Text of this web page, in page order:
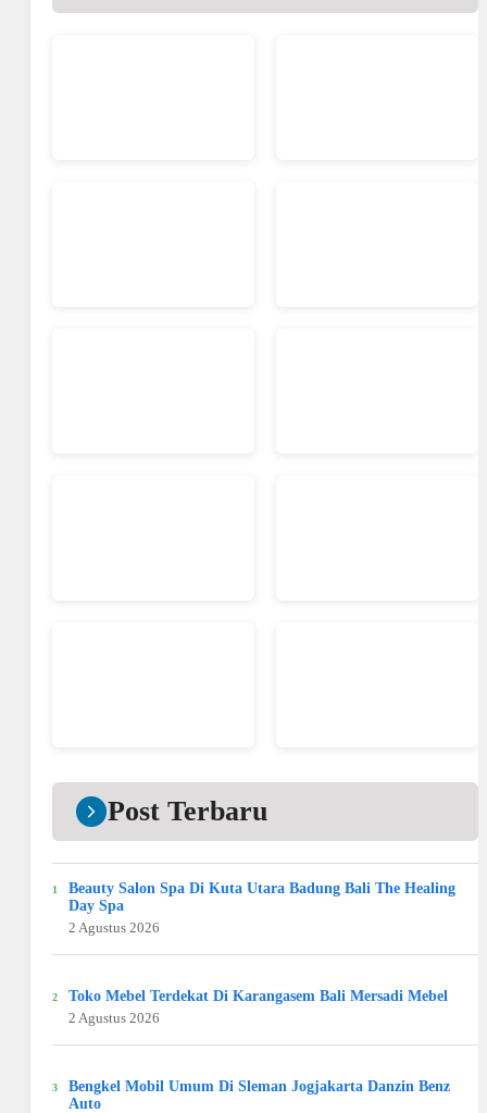
Post Terbaru
Beauty Salon Spa Di Kuta Utara Badung Bali The Healing
Day Spa
2 Agustus 2026
Toko Mebel Terdekat Di Karangasem Bali Mersadi Mebel
2 Agustus 2026
Bengkel Mobil Umum Di Sleman Jogjakarta Danzin Benz
Auto